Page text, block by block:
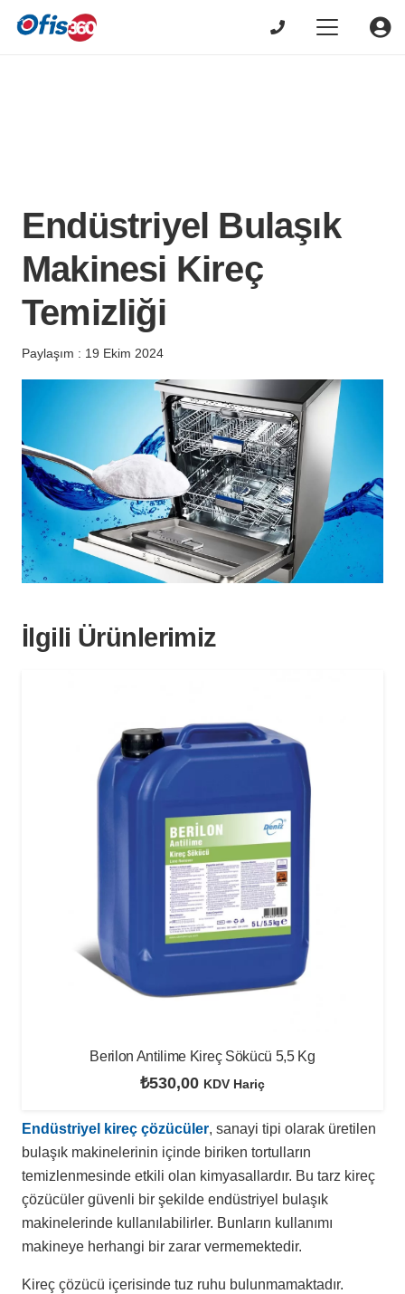
Endüstriyel Bulaşık
Makinesi Kireç
Temizliği
Paylaşım : 19 Ekim 2024
İlgili Ürünlerimiz
Berilon Antilime Kireç Sökücü 5,5 Kg
₺530,00 KDV Hariç
Endüstriyel kireç çözücüler, sanayi tipi olarak üretilen
bulaşık makinelerinin içinde biriken tortulların
temizlenmesinde etkili olan kimyasallardır. Bu tarz kireç
çözücüler güvenli bir şekilde endüstriyel bulaşık
makinelerinde kullanılabilirler. Bunların kullanımı
makineye herhangi bir zarar vermemektedir.
Kireç çözücü içerisinde tuz ruhu bulunmamaktadır.